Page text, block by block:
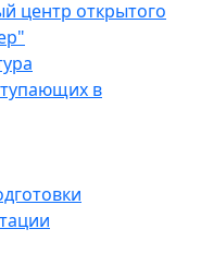
центр открытого
в